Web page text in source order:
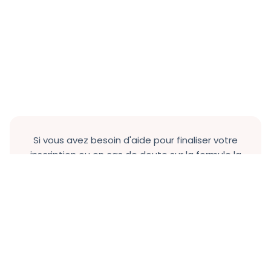
Si vous avez besoin d'aide pour finaliser votre
inscription ou en cas de doute sur la formule la